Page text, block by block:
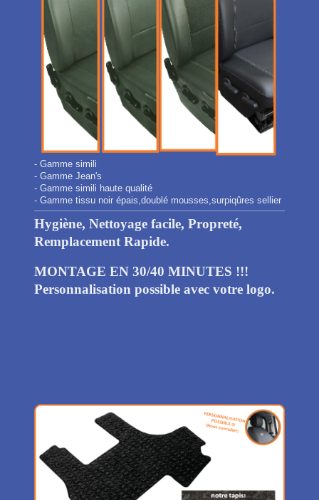
- Gamme simili
- Gamme Jean's
- Gamme simili haute qualité
- Gamme tissu noir épais,doublé mousses,surpiqûres sellier
Hygiène, Nettoyage facile, Propreté,
Remplacement Rapide.
MONTAGE EN 30/40 MINUTES !!!
Personnalisation possible avec votre logo.